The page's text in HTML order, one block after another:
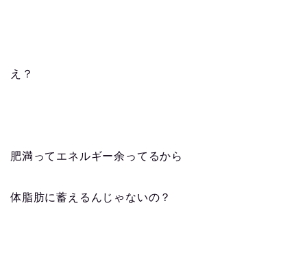
え？
肥満ってエネルギー余ってるから
体脂肪に蓄えるんじゃないの？